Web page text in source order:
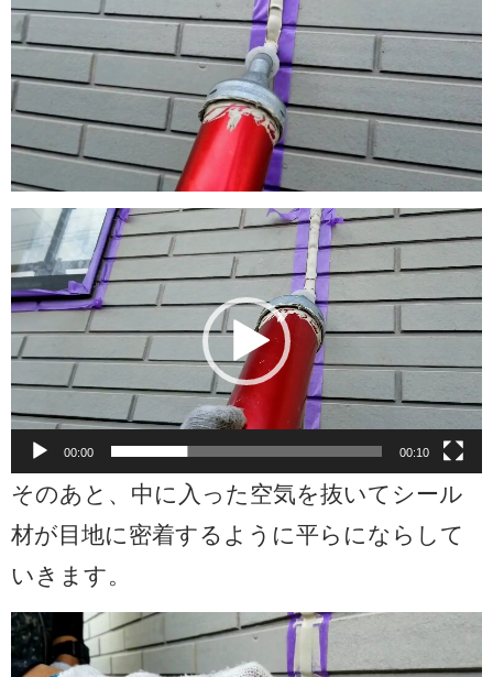
画
プ
レ
ー
00:00 00:10
そのあと、中に入った空気を抜いてシール
材が目地に密着するように平らにならして
いきます。